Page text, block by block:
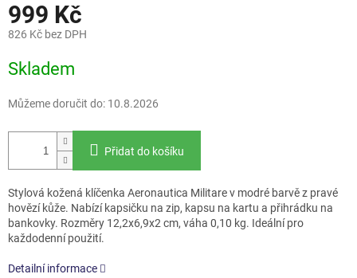
999 Kč
826 Kč bez DPH
cena:
Skladem
Můžeme doručit do: 10.8.2026
Přidat do košíku
Stylová kožená klíčenka Aeronautica Militare v modré barvě z pravé
hovězí kůže. Nabízí kapsičku na zip, kapsu na kartu a přihrádku na
bankovky. Rozměry 12,2x6,9x2 cm, váha 0,10 kg. Ideální pro
každodenní použití.
Detailní informace